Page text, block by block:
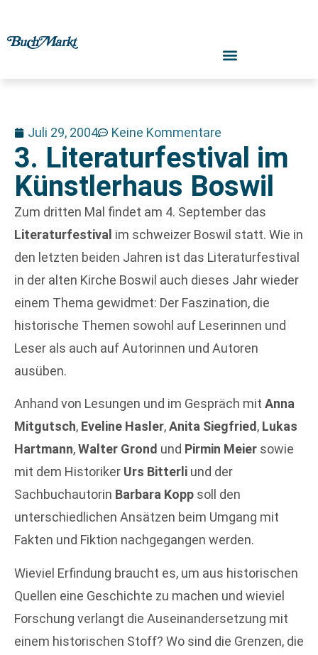
Juli 29, 2004 Keine Kommentare
3. Literaturfestival im
Künstlerhaus Boswil
Zum dritten Mal findet am 4. September das
Literaturfestival im schweizer Boswil statt. Wie in
den letzten beiden Jahren ist das Literaturfestival
in der alten Kirche Boswil auch dieses Jahr wieder
einem Thema gewidmet: Der Faszination, die
historische Themen sowohl auf Leserinnen und
Leser als auch auf Autorinnen und Autoren
ausüben.
Anhand von Lesungen und im Gespräch mit Anna
Mitgutsch, Eveline Hasler,Anita Siegfried, Lukas
Hartmann,Walter Grond und Pirmin Meier sowie
mit dem Historiker Urs Bitterli und der
Sachbuchautorin Barbara Kopp soll den
unterschiedlichen Ansätzen beim Umgang mit
Fakten und Fiktion nachgegangen werden.
Wieviel Erfindung braucht es, um aus historischen
Quellen eine Geschichte zu machen und wieviel
Forschung verlangt die Auseinandersetzung mit
einem historischen Stoff? Wo sind die Grenzen, die